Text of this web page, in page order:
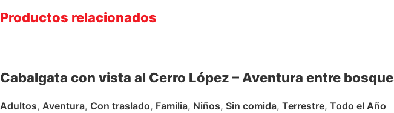
Productos relacionados
Cabalgata con vista al Cerro López – Aventura entre
Adultos, Aventura, Con traslado, Familia, Niños, Sin comida, Terrestre, Todo el Año